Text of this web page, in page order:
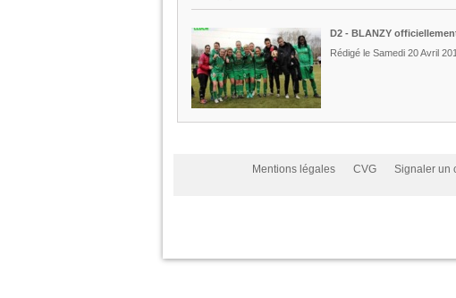
D2 - BLANZY
Rédigé le Samedi 20 Avril
Mentions légales CVG Signaler un